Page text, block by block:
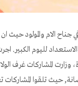
الام والمولود حيث
لليوم الكبير.
وزارت المشاركات غرف
حيث تلقوا المشاركات